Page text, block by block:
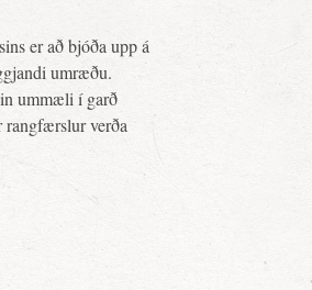
er að bjóða upp á
umræðu.
ummæli í garð
rangfærslur verða